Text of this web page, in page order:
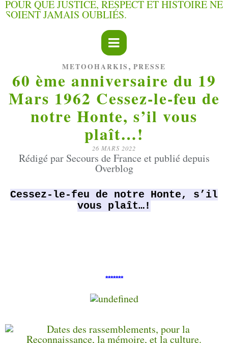
METOOHARKIS , PRESSE
60 ème anniversaire du 19
Mars 1962 Cessez-le-feu de
notre Honte, s’il vous
plaît…!
26 MARS 2022
Rédigé par Secours de France et publié depuis
Overblog
Cessez-le-feu de notre Honte, s’il
vous plaît…!
*******